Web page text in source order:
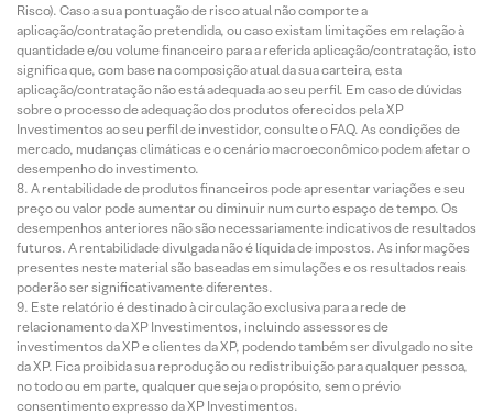
Risco). Caso a sua pontuação de risco atual não comporte a
aplicação/contratação pretendida, ou caso existam limitações em relação à
quantidade e/ou volume financeiro para a referida aplicação/contratação, isto
significa que, com base na composição atual da sua carteira, esta
aplicação/contratação não está adequada ao seu perfil. Em caso de dúvidas
sobre o processo de adequação dos produtos oferecidos pela XP
Investimentos ao seu perfil de investidor, consulte o FAQ. As condições de
mercado, mudanças climáticas e o cenário macroeconômico podem afetar o
desempenho do investimento.
A rentabilidade de produtos financeiros pode apresentar variações e seu
preço ou valor pode aumentar ou diminuir num curto espaço de tempo. Os
desempenhos anteriores não são necessariamente indicativos de resultados
futuros. A rentabilidade divulgada não é líquida de impostos. As informações
presentes neste material são baseadas em simulações e os resultados reais
poderão ser significativamente diferentes.
Este relatório é destinado à circulação exclusiva para a rede de
relacionamento da XP Investimentos, incluindo assessores de
investimentos da XP e clientes da XP, podendo também ser divulgado no site
da XP. Fica proibida sua reprodução ou redistribuição para qualquer pessoa,
no todo ou em parte, qualquer que seja o propósito, sem o prévio
consentimento expresso da XP Investimentos.